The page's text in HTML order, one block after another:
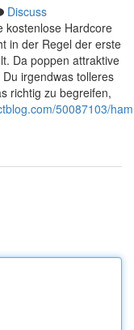
Discuss
kostenlose Hardcore
in der Regel der erste
Da poppen attraktive
irgendwas tolleres
richtig zu begreifen,
50087103/